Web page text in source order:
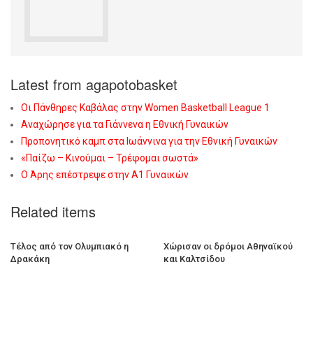
Latest from agapotobasket
Οι Πάνθηρες Καβάλας στην Women Basketball League 1
Αναχώρησε για τα Γιάννενα η Εθνική Γυναικών
Προπονητικό καμπ στα Ιωάννινα για την Εθνική Γυναικών
«Παίζω – Κινούμαι – Τρέφομαι σωστά»
Ο Άρης επέστρεψε στην Α1 Γυναικών
Related items
Τέλος από τον Ολυμπιακό η
Δρακάκη
Χώρισαν οι δρόμοι Αθηναϊκού
και Καλτσίδου